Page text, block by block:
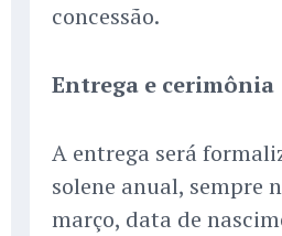
concessão.
Entrega e cerimônia
A entrega será
solene anual, sempre
março, data de